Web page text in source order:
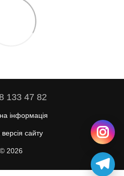
133 47 82
інформація
сайту
© 2026